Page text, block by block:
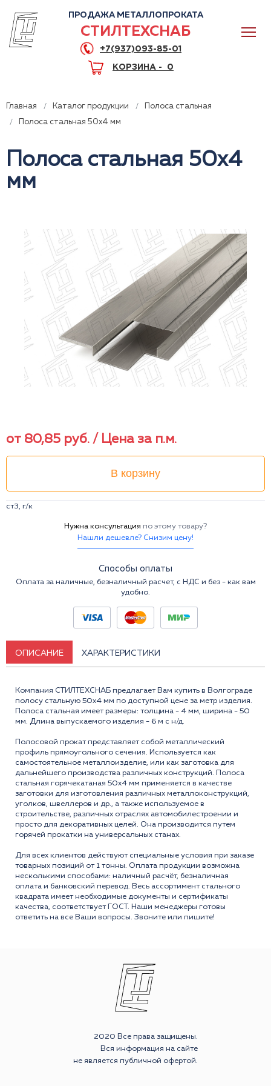
0
ПРОДАЖА МЕТАЛЛОПРОКАТА
СТИЛТЕХСНАБ
+7(937)093-85-01
КОРЗИНА - 0
Главная Каталог продукции
Полоса стальная
Полоса стальная 50x4 мм
Полоса стальная 50x4
мм
от 80,85 руб. / Цена за п.м.
В корзину
ст3, г/к
Нужна консультация по этому товару?
Нашли дешевле? Снизим цену!
Способы оплаты
Оплата за наличные, безналичный расчет, с НДС и без - как вам
удобно.
ОПИСАНИЕ ХАРАКТЕРИСТИКИ
Компания СТИЛТЕХСНАБ предлагает Вам купить в Волгограде
полосу стальную 50x4 мм по доступной цене за метр изделия.
Полоса стальная имеет размеры: толщина - 4 мм, ширина - 50
мм. Длина выпускаемого изделия - 6 м с н/д.
Полосовой прокат представляет собой металлический
профиль прямоугольного сечения. Используется как
самостоятельное металлоизделие, или как заготовка для
дальнейшего производства различных конструкций. Полоса
стальная горячекатаная 50x4 мм применяется в качестве
заготовки для изготовления различных металлоконструкций,
уголков, швеллеров и др., а также используемое в
строительстве, различных отраслях автомобилестроении и
просто для декоративных целей. Она производится путем
горячей прокатки на универсальных станах.
Для всех клиентов действуют специальные условия при заказе
товарных позиций от 1 тонны. Оплата продукции возможна
несколькими способами: наличный расчёт, безналичная
оплата и банковский перевод. Весь ассортимент стального
квадрата имеет необходимые документы и сертификаты
качества, соответствует ГОСТ. Наши менеджеры готовы
ответить на все Ваши вопросы. Звоните или пишите!
2020 Все права защищены.
Вся информация на сайте
не является публичной офертой.